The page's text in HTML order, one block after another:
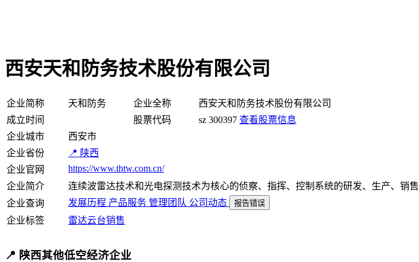
西安天和防务技术股份有限公司
企业简称 天和防务 企业全称
西安天和防务技术股份有限公司
成立时间
股票代码 sz 300397 查看股票信息
企业城市
西安市
企业省份
📍 陕西
企业官网
https://www.thtw.com.cn/
企业简介
连续波雷达技术和光电探测技术为核心的侦察、指挥、控制系统的研发、生产、销售
企业查询
发展历程 产品服务 管理团队 公司动态 报告错误
企业标签 雷达云台销售
📍 陕西其他低空经济企业